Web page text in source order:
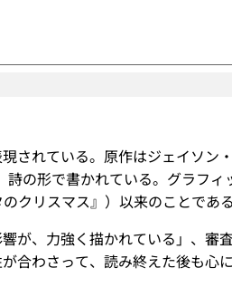
されている。原作はジェイソン
の形で書かれている。グラフィ
クリスマス』）以来のことである
が、力強く描かれている」、審
合わさって、読み終えた後も心